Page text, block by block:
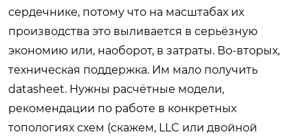
сердечнике, потому что на масштабах их
производства это выливается в серьёзную
экономию или, наоборот, в затраты. Во-вторых,
техническая поддержка. Им мало получить
datasheet. Нужны расчётные модели,
рекомендации по работе в конкретных
топологиях схем (скажем, LLC или двойной